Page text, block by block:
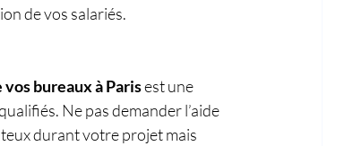
de vos salariés.
bureaux à Paris est une
Ne pas demander l’aide
durant votre projet mais